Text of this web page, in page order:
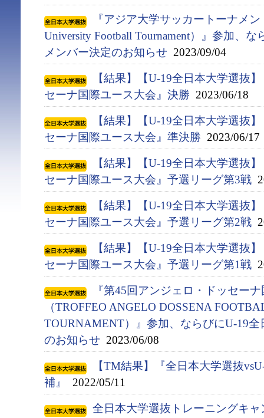
『アジア⼤学サッカートーナメン
University Football Tournament）』参加、
メンバー決定のお知らせ 2023/09/04
【結果】【U-19全日本大学選抜
セーナ国際ユース大会』決勝 2023/06/18
【結果】【U-19全日本大学選抜
セーナ国際ユース大会』準決勝 2023/06/17
【結果】【U-19全日本大学選抜
セーナ国際ユース大会』予選リーグ第3戦
【結果】【U-19全日本大学選抜
セーナ国際ユース大会』予選リーグ第2戦
【結果】【U-19全日本大学選抜
セーナ国際ユース大会』予選リーグ第1戦
『第45回アンジェロ・ドッセー
（TROFFEO ANGELO DOSSENA
TOURNAMENT）』参加、ならびにU-19
のお知らせ 2023/06/08
【TM結果】『全日本大学選抜
補』
2022/05/11
全日本大学選抜トレーニングキ